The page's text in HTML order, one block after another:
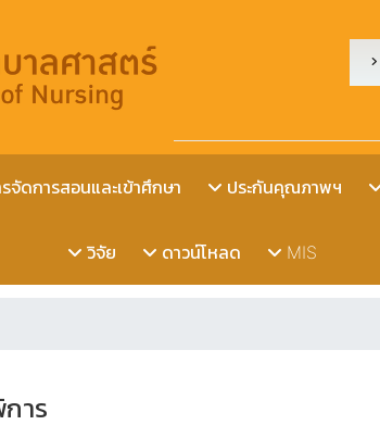
จัดการสอนและเข้าศึกษา ประกันคุณภาพฯ
วิจัย ดาวน์โหลด MIS
าร